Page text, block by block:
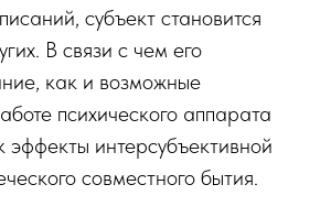
субъект становится
В связи с чем его
как и возможные
психического аппарата
эффекты интерсубъективной
совместного бытия.